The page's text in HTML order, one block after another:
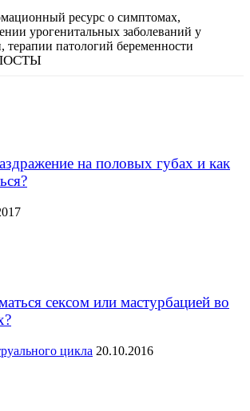
ресурс о симптомах,
урогенитальных заболеваний у
патологий беременности
на половых губах и как
сексом или мастурбацией во
цикла 20.10.2016